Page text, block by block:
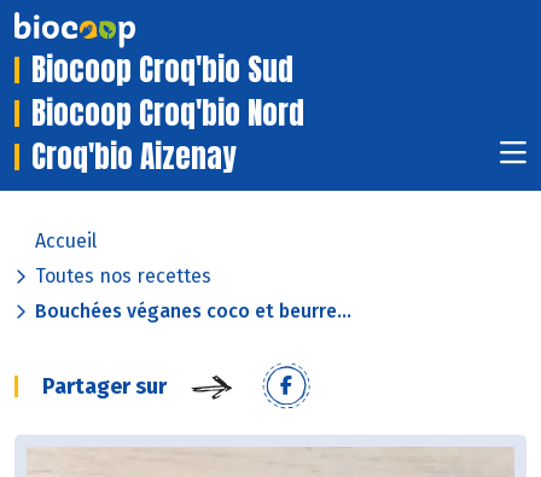
Biocoop Croq'bio Sud
Biocoop Croq'bio Nord
Croq'bio Aizenay
Accueil
Toutes nos recettes
Bouchées véganes coco et beurre...
Partager sur